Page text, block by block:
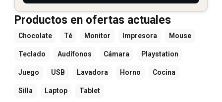
Productos en ofertas actuales
Chocolate Té Monitor Impresora Mouse
Teclado Audífonos Cámara Playstation
Juego USB Lavadora Horno Cocina
Silla Laptop Tablet